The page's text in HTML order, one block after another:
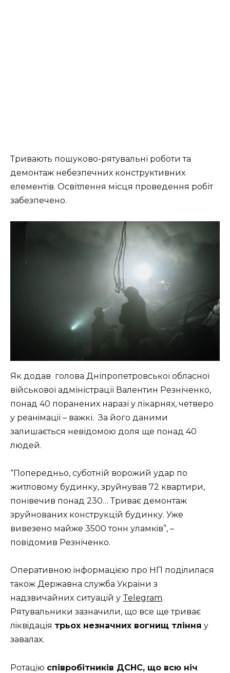
Тривають пошуково-рятувальні роботи та
демонтаж небезпечних конструктивних
елементів. Освітлення місця проведення робіт
забезпечено.
Як додав голова Дніпропетровської обласної
військової адміністрації Валентин Резніченко,
понад 40 поранених наразі у лікарнях, четверо
у реанiмацiї – важкі. За його даними
залишається невідомою доля ще понад 40
людей.
“Попередньо, суботній ворожий удар по
житловому будинку, зруйнував 72 квартири,
понівечив понад 230… Триває демонтаж
зруйнованих конструкцій будинку. Уже
вивезено майже 3500 тонн уламкiв”, –
повідомив Резніченко.
Oпepaтивнoю iнфopмaцiєю пpo НП пoдiлилaся
тaкoж Дepжaвнa слyжбa Укpaїни з
нaдзвичaйниx ситyaцiй y Telegram.
Pятyвaльники зaзнaчили, щo всe щe тpивaє
лiквiдaцiя тpьox нeзнaчниx вoгнищ тлiння y
зaвaлax.
Poтaцiю спiвpoбiтникiв ДСНС, щo всю нiч